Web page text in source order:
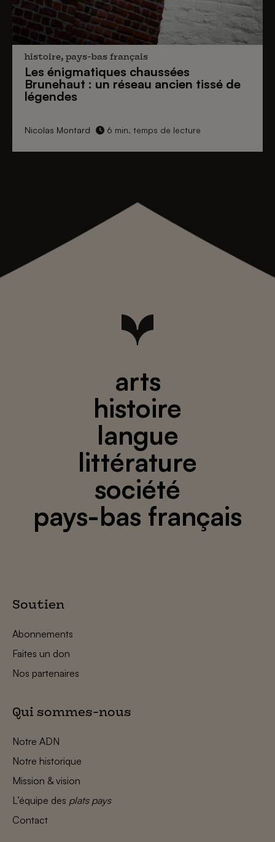
histoire, pays-bas français
Les énigmatiques chaussées
Brunehaut : un réseau ancien tissé de
légendes
Nicolas Montard 6 min. temps de lecture
arts
histoire
langue
littérature
société
pays-bas français
Soutien
Abonnements
Faites un don
Nos partenaires
Qui sommes-nous
Notre ADN
Notre historique
Mission & vision
L’équipe des plats pays
Contact